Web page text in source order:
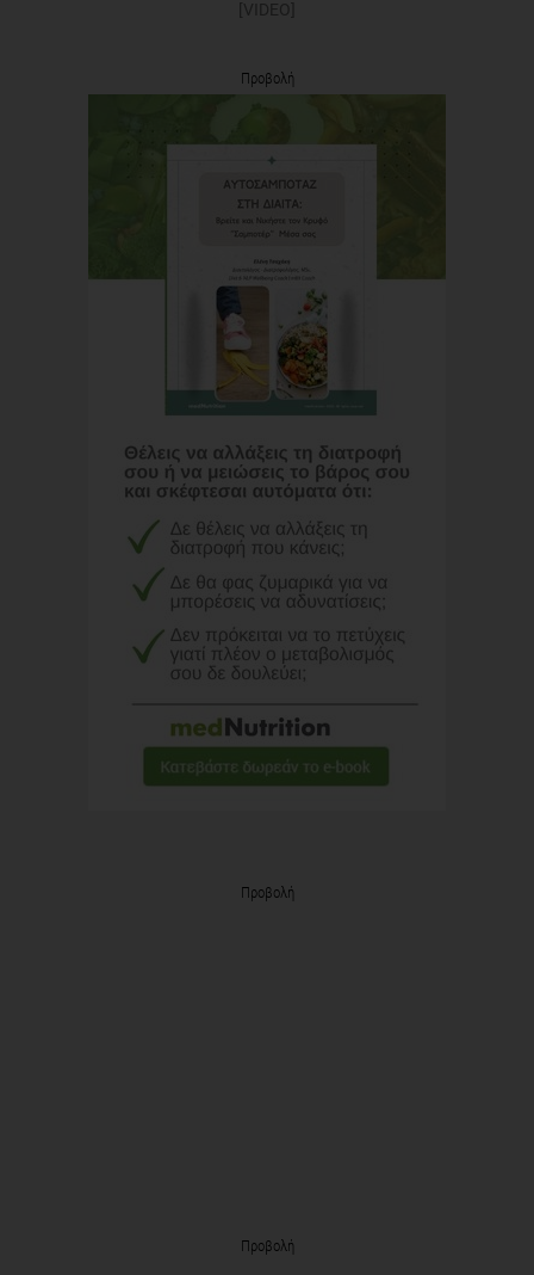
[VIDEO]
Προβολή
Προβολή
Προβολή